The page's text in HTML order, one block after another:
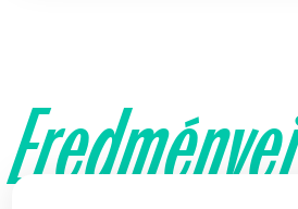
Eredményei